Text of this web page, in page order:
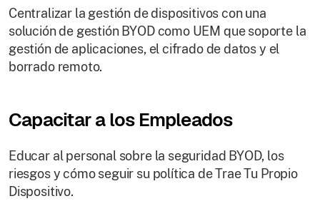
Centralizar la gestión de dispositivos con una
solución de gestión BYOD como UEM que soporte la
gestión de aplicaciones, el cifrado de datos y el
borrado remoto.
Capacitar a los Empleados
Educar al personal sobre la seguridad BYOD, los
riesgos y cómo seguir su política de Trae Tu Propio
Dispositivo.